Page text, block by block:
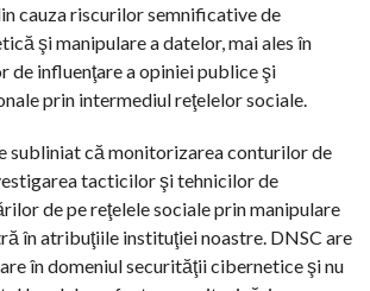
cauza riscurilor semnificative de
şi manipulare a datelor, mai ales în
de influenţare a opiniei publice şi
prin intermediul reţelelor sociale.
subliniat că monitorizarea conturilor de
tacticilor şi tehnicilor de
de pe reţelele sociale prin manipulare
în atribuţiile instituţiei noastre. DNSC are
în domeniul securităţii cibernetice şi nu